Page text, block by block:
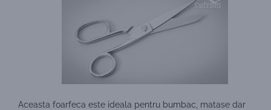
Aceasta foarfeca este ideala pentru bumbac, matase dar